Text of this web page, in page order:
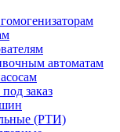
автоматам
заказ
(РТИ)